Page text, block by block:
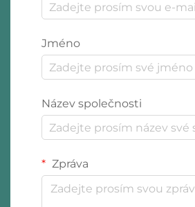
Jméno
Název společnosti
Zpráva